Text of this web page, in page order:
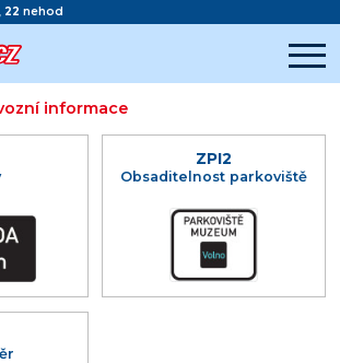
22 nehod
informace
reklamy
reklamy
ZPI2
Obsaditelnost parkoviště